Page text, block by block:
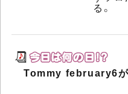
る。
Tommy february6が